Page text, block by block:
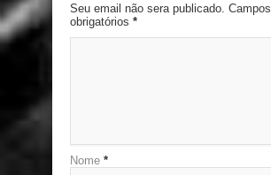
Seu email não sera publicado. Campos
obrigatórios *
Nome *